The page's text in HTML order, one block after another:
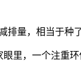
量，相当于种
里，一个注重